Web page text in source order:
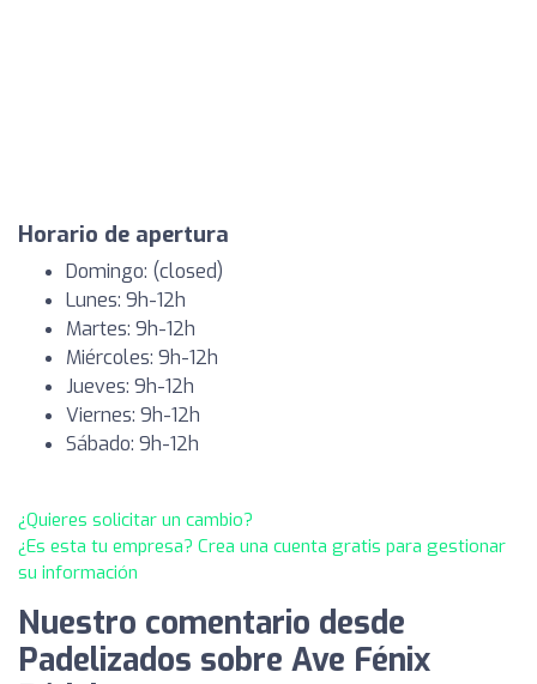
Horario de apertura
Domingo: (closed)
Lunes: 9h-12h
Martes: 9h-12h
Miércoles: 9h-12h
Jueves: 9h-12h
Viernes: 9h-12h
Sábado: 9h-12h
¿Quieres solicitar un cambio?
¿Es esta tu empresa? Crea una cuenta gratis para gestionar
su información
Nuestro comentario desde
Padelizados sobre Ave Fénix ​​